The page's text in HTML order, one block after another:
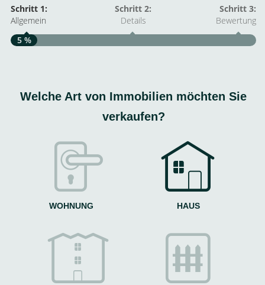
Schritt 1:
Allgemein
Schritt 2:
Details
Schritt 3:
Bewertung
5 %
Welche Art von Immobilien möchten Sie
verkaufen?
WOHNUNG HAUS